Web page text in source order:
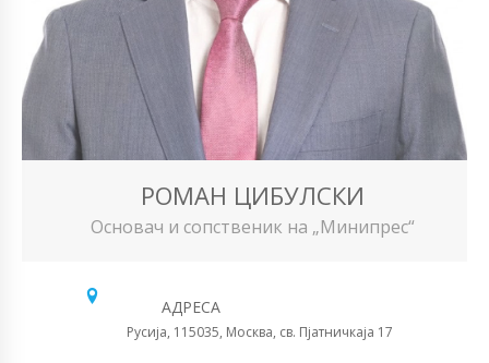
РОМАН ЦИБУЛСКИ
Основач и сопственик на „Минипрес“
АДРЕСА
Русија, 115035, Москва, св. Пјатничкаја 17